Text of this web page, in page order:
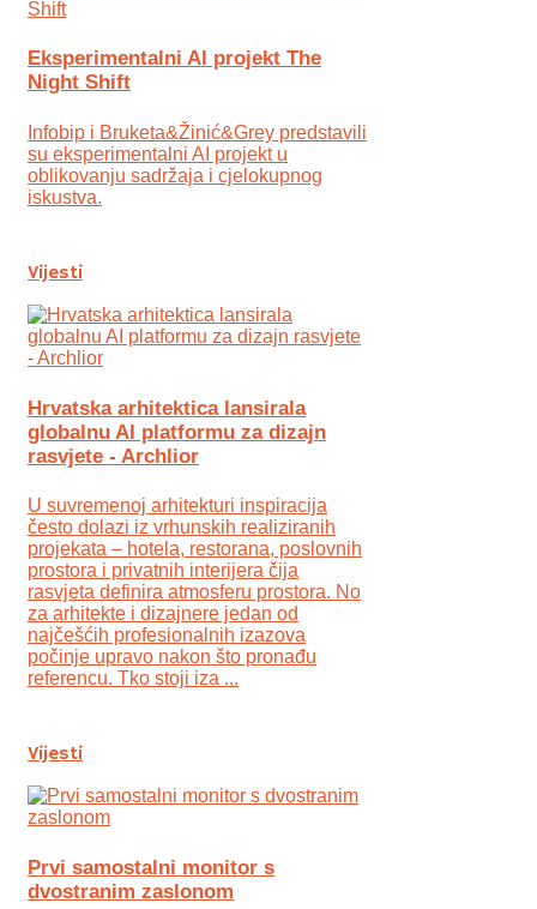
Eksperimentalni AI projekt The
Night Shift
Infobip i Bruketa&Žinić&Grey predstavili
su eksperimentalni AI projekt u
oblikovanju sadržaja i cjelokupnog
iskustva.
Vijesti
Hrvatska arhitektica lansirala
globalnu AI platformu za dizajn
rasvjete - Archlior
U suvremenoj arhitekturi inspiracija
često dolazi iz vrhunskih realiziranih
projekata – hotela, restorana, poslovnih
prostora i privatnih interijera čija
rasvjeta definira atmosferu prostora. No
za arhitekte i dizajnere jedan od
najčešćih profesionalnih izazova
počinje upravo nakon što pronađu
referencu. Tko stoji iza ...
Vijesti
Prvi samostalni monitor s
dvostranim zaslonom